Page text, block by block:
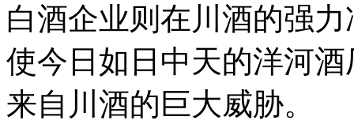
白酒企业则在川酒的强
使今日如日中天的洋河
来自川酒的巨大威胁。